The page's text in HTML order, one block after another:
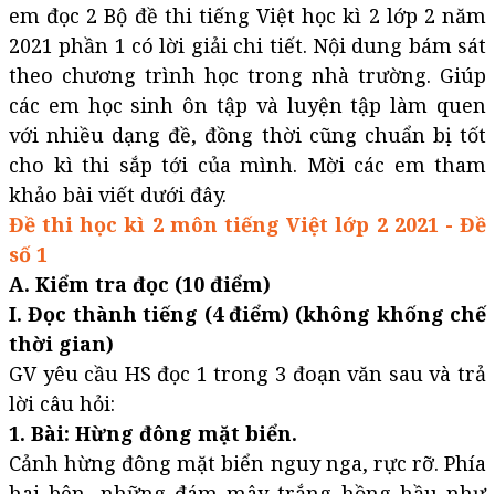
em đọc 2 Bộ đề thi tiếng Việt học kì 2 lớp 2 năm
2021 phần 1 có lời giải chi tiết. Nội dung bám sát
theo chương trình học trong nhà trường. Giúp
các em học sinh ôn tập và luyện tập làm quen
với nhiều dạng đề, đồng thời cũng chuẩn bị tốt
cho kì thi sắp tới của mình. Mời các em tham
khảo bài viết dưới đây.
Đề thi học kì 2 môn tiếng Việt lớp 2 2021 - Đề
số 1
A. Kiểm tra đọc (10 điểm)
I. Đọc thành tiếng (4 điểm) (không khống chế
thời gian)
GV yêu cầu HS đọc 1 trong 3 đoạn văn sau và trả
lời câu hỏi:
1. Bài: Hừng đông mặt biển.
Cảnh hừng đông mặt biển nguy nga, rực rỡ. Phía